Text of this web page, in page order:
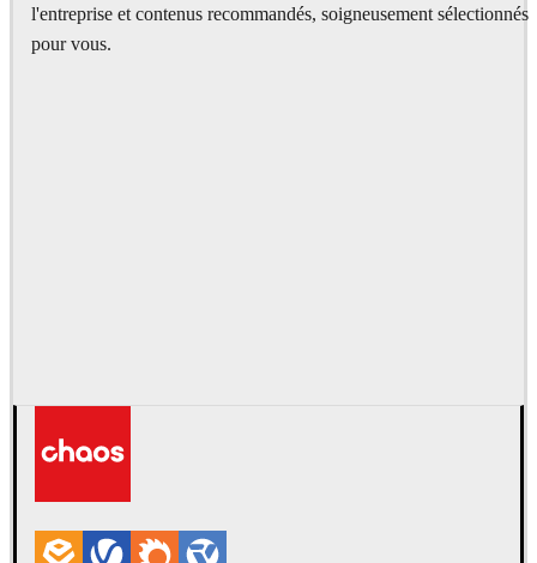
l'entreprise et contenus recommandés, soigneusement sélectionnés
pour vous.